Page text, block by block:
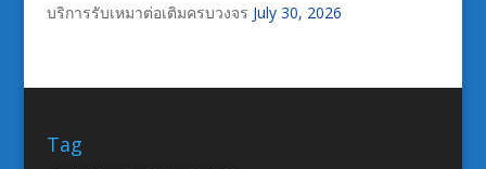
บริการรับเหมาต่อเติมครบวงจร July 30, 2026
Tag